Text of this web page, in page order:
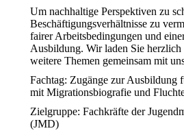
Um nachhaltige Perspektiven zu
Beschäftigungsverhältnisse zu
fairer Arbeitsbedingungen und
Ausbildung. Wir laden Sie herzlich
weitere Themen gemeinsam mit
Fachtag: Zugänge zur Ausbildung
mit Migrationsbiografie und
Zielgruppe: Fachkräfte der
(JMD)